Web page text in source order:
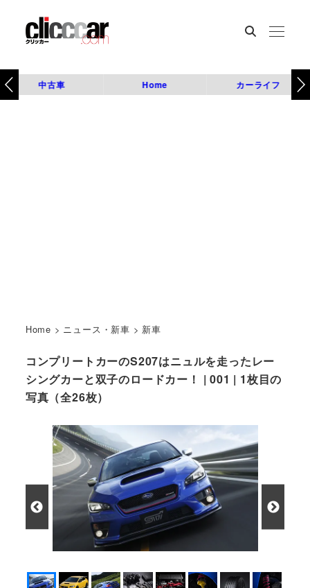
中古車 Home カーライフ
Home > ニュース・新車 > 新車
コンプリートカーのS207はニュルを走ったレー
シングカーと双子のロードカー！ | 001 | 1枚目の
写真（全26枚）